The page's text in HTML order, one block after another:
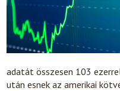
adatát összesen 103
után esnek az amerikai